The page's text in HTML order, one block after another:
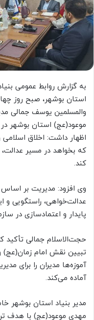
به گزارش روابط عمومی
استان بوشهر، صبح روز
والمسلمین یوسف جمالی
موعود(عج) استان بوشهر در
اظهار داشت: اخلاق
که بخواهد در مسیر
کند.
وی افزود: مدیریت بر
عدالت‌خواهی، راستگویی و
پایدار و اعتمادسازی در
حجت‌الاسلام جمالی تأکید
تبیین نقش امام زمان(عج)
آموزه‌ها مدیران را برای
آماده می‌کند.
مدیر بنیاد استان بوشهر
مهدی موعود(عج) با هدف